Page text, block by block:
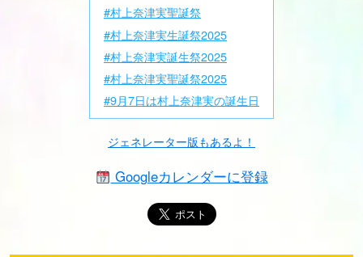
#村上奈津実聖誕祭
#村上奈津実生誕祭2025
#村上奈津実誕生祭2025
#村上奈津実聖誕祭2025
#9月7日は村上奈津実の誕生日
ジェネレーター版もあるよ！
Googleカレンダーに登録